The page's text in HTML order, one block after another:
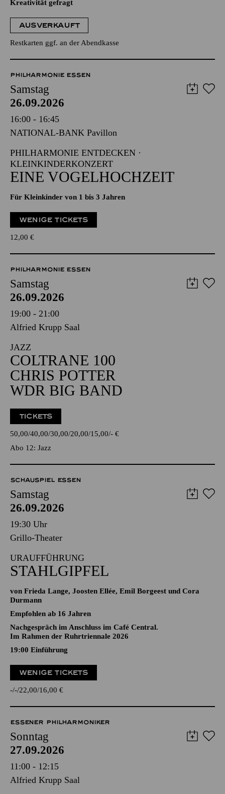
Kreativität gefragt
AUSVERKAUFT
Restkarten ggf. an der Abendkasse
PHILHARMONIE ESSEN
Samstag
26.09.2026
16:00 - 16:45
NATIONAL-BANK Pavillon
PHILHARMONIE ENTDECKEN ·
KLEINKINDERKONZERT
EINE VOGELHOCHZEIT
Für Kleinkinder von 1 bis 3 Jahren
WENIGE TICKETS
12,00 €
PHILHARMONIE ESSEN
Samstag
26.09.2026
19:00 - 21:00
Alfried Krupp Saal
JAZZ
COLTRANE 100
CHRIS POTTER
WDR BIG BAND
TICKETS
50,00 40,00 30,00 20,00 15,00 - €
Abo 12: Jazz
SCHAUSPIEL ESSEN
Samstag
26.09.2026
19:30 Uhr
Grillo-Theater
URAUFFÜHRUNG
STAHLGIPFEL
von Frieda Lange, Joosten Ellée, Emil Borgeest und Cora
Durmann
Empfohlen ab 16 Jahren
Nachgespräch im Anschluss im Café Central.
Im Rahmen der Ruhrtriennale 2026
19:00 Einführung
WENIGE TICKETS
- - 22,00 16,00 €
ESSENER PHILHARMONIKER
Sonntag
27.09.2026
11:00 - 12:15
Alfried Krupp Saal